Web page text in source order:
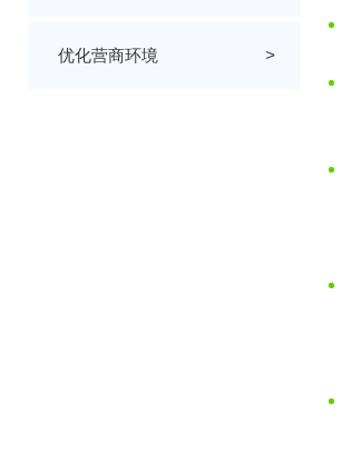
优化营商环境 >